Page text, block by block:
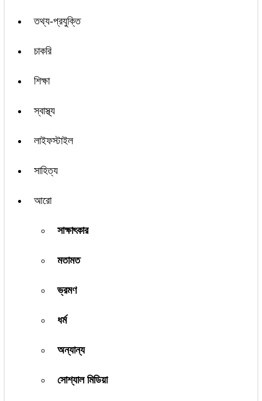
তথ্য-প্রযুক্তি
চাকরি
শিক্ষা
স্বাস্থ্য
লাইফস্টাইল
সাহিত্য
আরো
সাক্ষাৎকার
মতামত
ভ্রমণ
ধর্ম
অন্যান্য
সোশ্যাল মিডিয়া